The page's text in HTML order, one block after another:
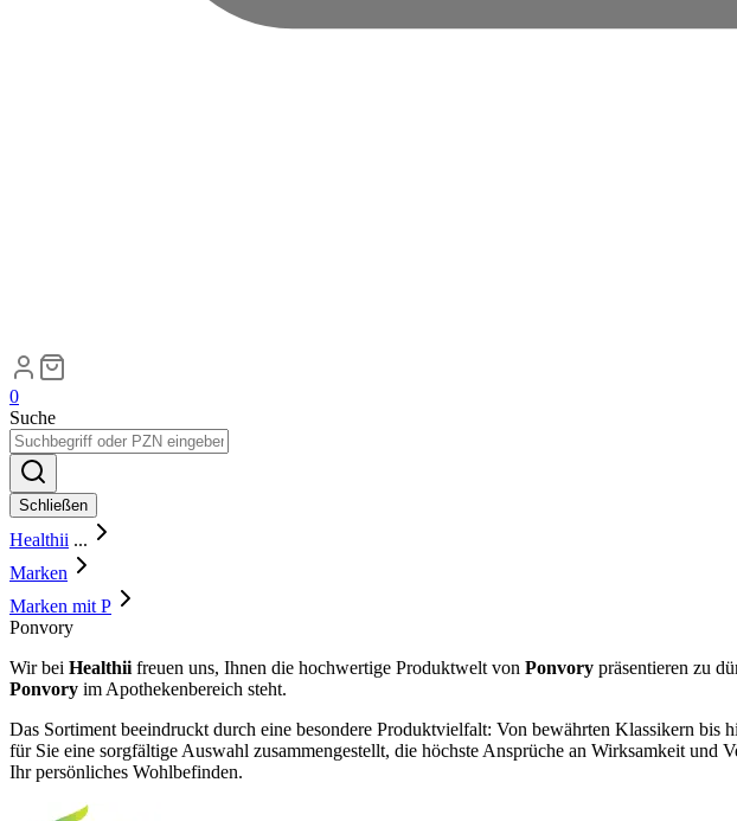
0
Suche
Schließen
Healthii ...
Marken
Marken mit P
Ponvory
Wir bei Healthii freuen uns, Ihnen die hochwertige Produktwelt von Ponvory präsentieren zu
Ponvory im Apothekenbereich steht.
Das Sortiment beeindruckt durch eine besondere Produktvielfalt: Von bewährten Klassikern
für Sie eine sorgfältige Auswahl zusammengestellt, die höchste Ansprüche an Wirksamkeit
Ihr persönliches Wohlbefinden.